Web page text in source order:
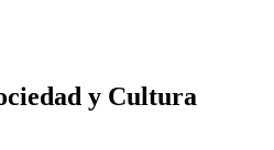
y Cultura